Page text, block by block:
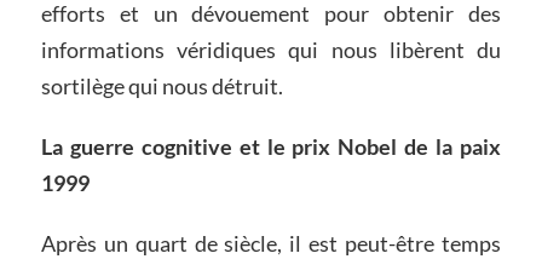
efforts et un dévouement pour obtenir des
informations véridiques qui nous libèrent du
sortilège qui nous détruit.
La guerre cognitive et le prix Nobel de la paix
1999
Après un quart de siècle, il est peut-être temps